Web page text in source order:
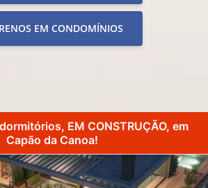
EM CONDOMÍNIOS
EM CONSTRUÇÃO, em
Capão da Canoa!